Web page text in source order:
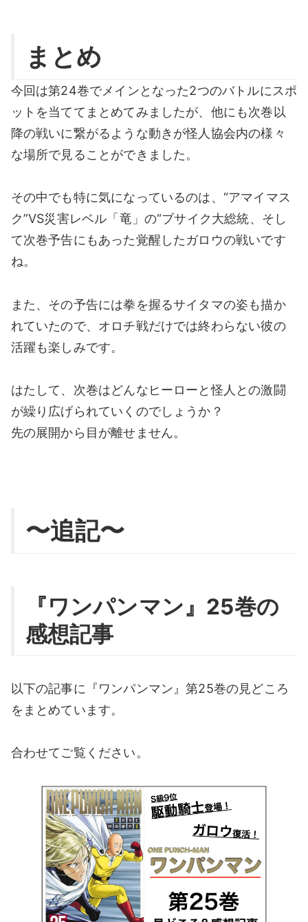
まとめ
今回は第24巻でメインとなった2つのバトルにスポ
ットを当ててまとめてみましたが、他にも次巻以
降の戦いに繋がるような動きが怪人協会内の様々
な場所で見ることができました。
その中でも特に気になっているのは、“アマイマス
ク”VS災害レベル「竜」の“ブサイク大総統、そし
て次巻予告にもあった覚醒したガロウの戦いです
ね。
また、その予告には拳を握るサイタマの姿も描か
れていたので、オロチ戦だけでは終わらない彼の
活躍も楽しみです。
はたして、次巻はどんなヒーローと怪人との激闘
が繰り広げられていくのでしょうか？
先の展開から目が離せません。
〜追記〜
『ワンパンマン』25巻の
感想記事
以下の記事に『ワンパンマン』第25巻の見どころ
をまとめています。
合わせてご覧ください。